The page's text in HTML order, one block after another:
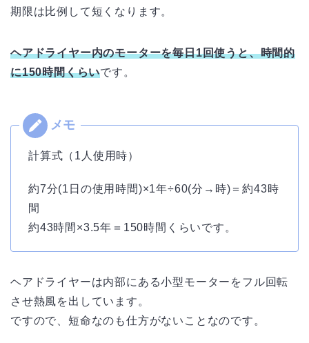
期限は比例して短くなります。
ヘアドライヤー内のモーターを毎日1回使うと、時間的
に150時間くらいです。
計算式（1人使用時）
約7分(1日の使用時間)×1年÷60(分→時)＝約43時
間
約43時間×3.5年＝150時間くらいです。
ヘアドライヤーは内部にある小型モーターをフル回転
させ熱風を出しています。
ですので、短命なのも仕方がないことなのです。